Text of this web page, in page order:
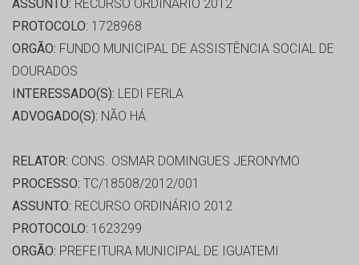
ASSUNTO: RECURSO ORDINÁRIO 2012
PROTOCOLO: 1728968
ORGÃO: FUNDO MUNICIPAL DE ASSISTÊNCIA SOCIAL DE
DOURADOS
INTERESSADO(S): LEDI FERLA
ADVOGADO(S): NÃO HÁ
RELATOR: CONS. OSMAR DOMINGUES JERONYMO
PROCESSO: TC/18508/2012/001
ASSUNTO: RECURSO ORDINÁRIO 2012
PROTOCOLO: 1623299
ORGÃO: PREFEITURA MUNICIPAL DE IGUATEMI